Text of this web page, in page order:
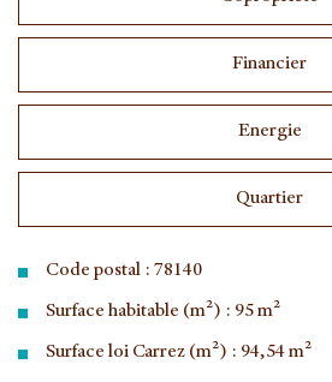
Financier
Energie
Quartier
Code postal : 78140
Surface habitable (m²) : 95 m²
Surface loi Carrez (m²) : 94,54 m²